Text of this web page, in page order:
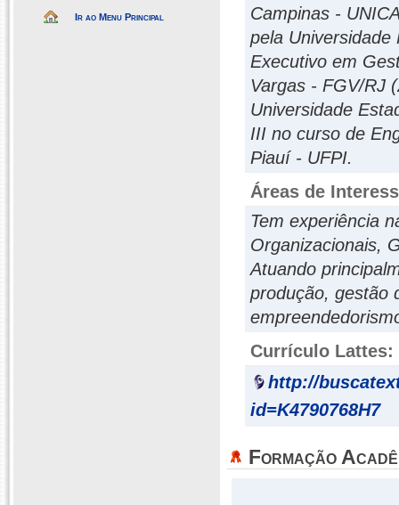
Ir ao Menu Principal
Campinas -
pela
Executivo em
Vargas - FGV/RJ
Universidade
III no curso de
Piauí - UFPI.
Áreas de
Tem experiência
Organizacionais,
Atuando
produção, gestão
Currículo Lattes:
http://
id=K4790768H7
Formação